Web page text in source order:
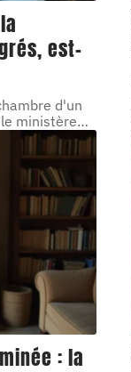
est-
d'un
ministère…
: la